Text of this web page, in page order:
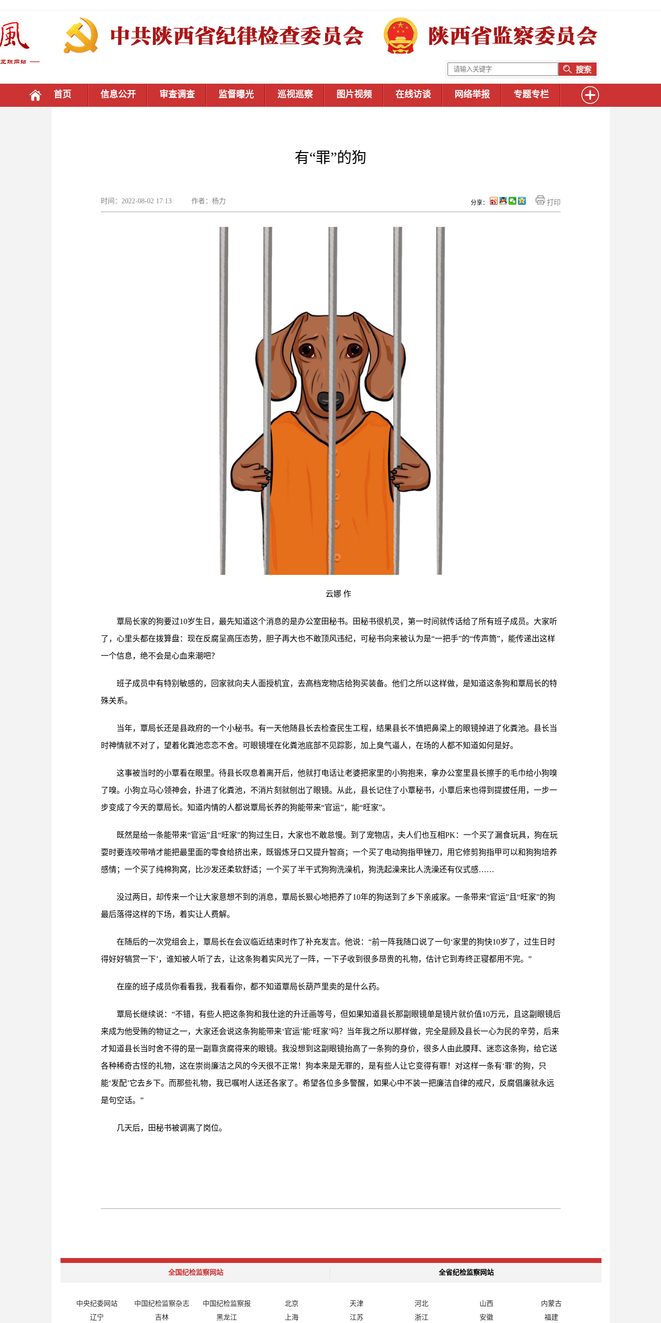
首页 信息公开 审查调查 监督曝光 巡视巡察 图片视频 在线访谈 网络举报 专题专栏
有“罪”的狗
时间：2022-08-02 17:13 作者：杨力 打印
分享：
云娜 作
覃局长家的狗要过10岁生日，最先知道这个消息的是办公室田秘书。田秘书很机灵，第一时间就传话给了所有班子成员。大家听
了，心里头都在拨算盘：现在反腐呈高压态势，胆子再大也不敢顶风违纪，可秘书向来被认为是“一把手”的“传声筒”，能传递出这样
一个信息，绝不会是心血来潮吧？
班子成员中有特别敏感的，回家就向夫人面授机宜，去高档宠物店给狗买装备。他们之所以这样做，是知道这条狗和覃局长的特
殊关系。
当年，覃局长还是县政府的一个小秘书。有一天他随县长去检查民生工程，结果县长不慎把鼻梁上的眼镜掉进了化粪池。县长当
时神情就不对了，望着化粪池恋恋不舍。可眼镜埋在化粪池底部不见踪影，加上臭气逼人，在场的人都不知道如何是好。
这事被当时的小覃看在眼里。待县长叹息着离开后，他就打电话让老婆把家里的小狗抱来，拿办公室里县长擦手的毛巾给小狗嗅
了嗅。小狗立马心领神会，扑进了化粪池，不消片刻就刨出了眼镜。从此，县长记住了小覃秘书，小覃后来也得到提拔任用，一步一
步变成了今天的覃局长。知道内情的人都说覃局长养的狗能带来“官运”，能“旺家”。
既然是给一条能带来“官运”且“旺家”的狗过生日，大家也不敢怠慢。到了宠物店，夫人们也互相PK：一个买了漏食玩具，狗在玩
耍时要连咬带啃才能把最里面的零食给挤出来，既锻炼牙口又提升智商；一个买了电动狗指甲锉刀，用它修剪狗指甲可以和狗狗培养
感情；一个买了纯棉狗窝，比沙发还柔软舒适；一个买了半干式狗狗洗澡机，狗洗起澡来比人洗澡还有仪式感……
没过两日，却传来一个让大家意想不到的消息，覃局长狠心地把养了10年的狗送到了乡下亲戚家。一条带来“官运”且“旺家”的狗
最后落得这样的下场，着实让人费解。
在随后的一次党组会上，覃局长在会议临近结束时作了补充发言。他说：“前一阵我随口说了一句‘家里的狗快10岁了，过生日时
得好好犒赏一下’，谁知被人听了去，让这条狗着实风光了一阵，一下子收到很多昂贵的礼物，估计它到寿终正寝都用不完。”
在座的班子成员你看看我，我看看你，都不知道覃局长葫芦里卖的是什么药。
覃局长继续说：“不错，有些人把这条狗和我仕途的升迁画等号，但如果知道县长那副眼镜单是镜片就价值10万元，且这副眼镜后
来成为他受贿的物证之一，大家还会说这条狗能带来‘官运’能‘旺家’吗？当年我之所以那样做，完全是顾及县长一心为民的辛劳，后来
才知道县长当时舍不得的是一副靠贪腐得来的眼镜。我没想到这副眼镜抬高了一条狗的身价，很多人由此膜拜、迷恋这条狗，给它送
各种稀奇古怪的礼物，这在崇尚廉洁之风的今天很不正常！狗本来是无罪的，是有些人让它变得有罪！对这样一条有‘罪’的狗，只
能‘发配’它去乡下。而那些礼物，我已嘱咐人送还各家了。希望各位多多警醒，如果心中不装一把廉洁自律的戒尺，反腐倡廉就永远
是句空话。”
几天后，田秘书被调离了岗位。
全国纪检监察网站 全省纪检监察网站
中央纪委网站 中国纪检监察杂志 中国纪检监察报 北京 天津 河北 山西
内蒙古
辽宁
吉林 黑龙江 上海 江苏 浙江 安徽 福建